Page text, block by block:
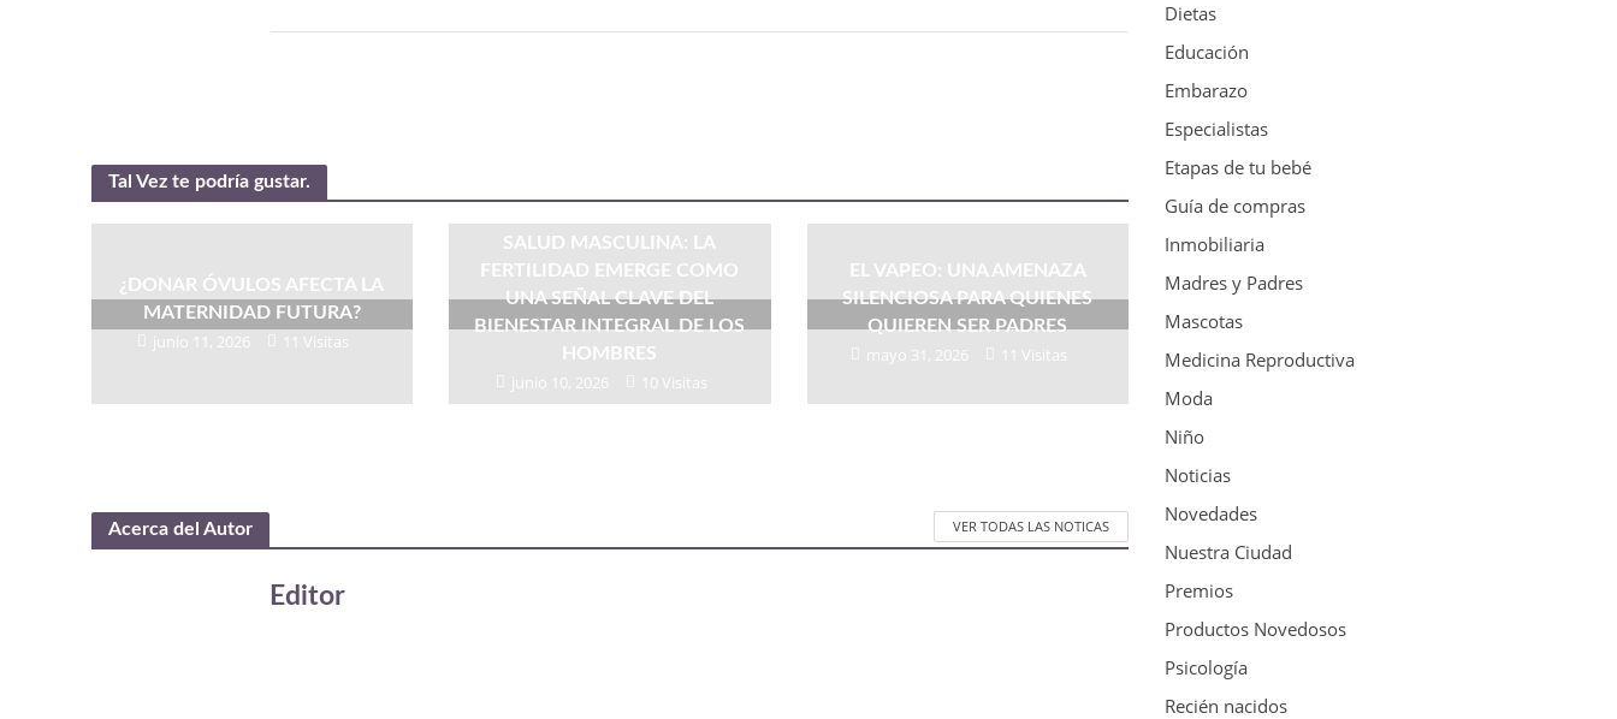
Tal Vez te podría gustar.
¿DONAR ÓVULOS AFECTA LA
MATERNIDAD FUTURA?
junio 11, 2026 11 Visitas
SALUD MASCULINA: LA
FERTILIDAD EMERGE COMO
UNA SEÑAL CLAVE DEL
BIENESTAR INTEGRAL DE LOS
HOMBRES
junio 10, 2026 10 Visitas
EL VAPEO: UNA AMENAZA
SILENCIOSA PARA QUIENES
QUIEREN SER PADRES
mayo 31, 2026 11 Visitas
Acerca del Autor VER TODAS LAS NOTICAS
Editor
Dietas
Educación
Embarazo
Especialistas
Etapas de tu bebé
Guía de compras
Inmobiliaria
Madres y Padres
Mascotas
Medicina Reproductiva
Moda
Niño
Noticias
Novedades
Nuestra Ciudad
Premios
Productos Novedosos
Psicología
Recién nacidos